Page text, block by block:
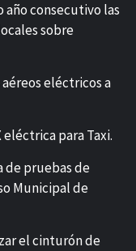
año consecutivo las
sobre
eléctricos a
eléctrica para Taxi.
de pruebas de
Municipal de
el cinturón de